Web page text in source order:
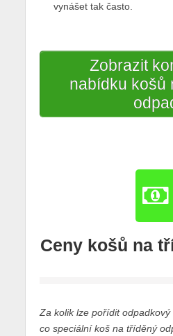
vynášet tak často.
Zobrazit
nabídku košů
Ceny košů na
Za kolik lze pořídit odpadkový
co speciální koš na tříděný